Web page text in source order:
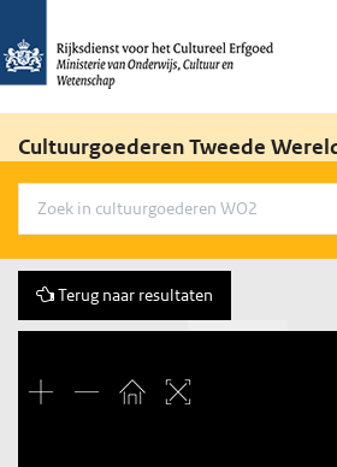
Cultuurgoederen Tweede
Terug naar resultaten